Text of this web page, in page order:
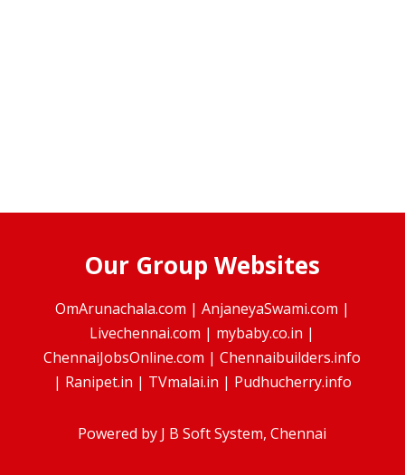
Our Group Websites
OmArunachala.com | AnjaneyaSwami.com |
Livechennai.com | mybaby.co.in |
ChennaiJobsOnline.com |Chennaibuilders.info
| Ranipet.in | TVmalai.in | Pudhucherry.info
Powered by J B Soft System, Chennai